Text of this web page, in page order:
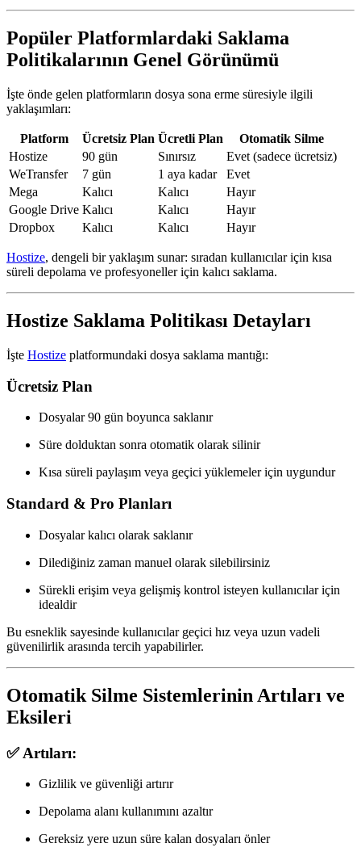
Popüler Platformlardaki Saklama
Politikalarının Genel Görünümü
İşte önde gelen platformların dosya sona erme süresiyle ilgili
yaklaşımları:
Platform Ücretsiz Plan Ücretli Plan
Otomatik Silme
Hostize
90 gün Sınırsız
Evet (sadece ücretsiz)
WeTransfer
7 gün 1 aya kadar
Evet
Mega
Kalıcı Kalıcı
Hayır
Google Drive Kalıcı Kalıcı
Hayır
Dropbox
Kalıcı Kalıcı Hayır
Hostize, dengeli bir yaklaşım sunar: sıradan kullanıcılar için kısa
süreli depolama ve profesyoneller için kalıcı saklama.
Hostize Saklama Politikası Detayları
İşte Hostize platformundaki dosya saklama mantığı:
Ücretsiz Plan
Dosyalar90 gün boyunca saklanır
Süre dolduktan sonra otomatik olarak silinir
Kısa süreli paylaşım veya geçici yüklemeler için uygundur
Standard & Pro Planları
Dosyalarkalıcı olarak saklanır
Dilediğiniz zaman manuel olarak silebilirsiniz
Sürekli erişim veya gelişmiş kontrol isteyen kullanıcılar için
idealdir
Bu esneklik sayesinde kullanıcılar geçici hız veya uzun vadeli
güvenilirlik arasında tercih yapabilirler.
Otomatik Silme Sistemlerinin Artıları ve
Eksileri
✅ Artıları:
Gizlilik ve güvenliği artırır
Depolama alanı kullanımını azaltır
Gereksiz yere uzun süre kalan dosyaları önler